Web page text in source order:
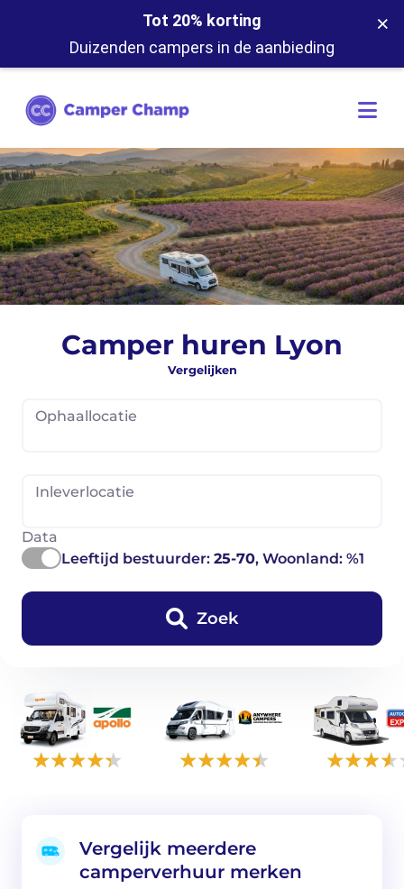
Tot 20% korting
Duizenden campers in de aanbieding
×
Camper huren Lyon
Vergelijken
Ophaallocatie
Inleverlocatie
Data
Leeftijd bestuurder: 25-70, Woonland: %1
Zoek
Vergelijk meerdere
camperverhuur merken